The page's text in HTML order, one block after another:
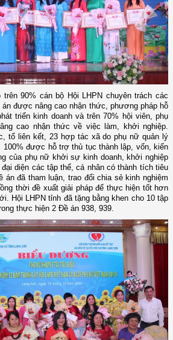
90% cán bộ Hội LHPN chuyên trách các
được nâng cao nhận thức, phương pháp hỗ
triển kinh doanh và trên 70% hội viên, phụ
cao nhận thức về việc làm, khởi nghiệp.
tổ liên kết, 23 hợp tác xã do phụ nữ quản lý
100% được hỗ trợ thủ tục thành lập, vốn, kiến
của phụ nữ khởi sự kinh doanh, khởi nghiệp
diện các tập thể, cá nhân có thành tích tiêu
án đã tham luận, trao đổi chia sẻ kinh nghiệm
thời đề xuất giải pháp để thực hiện tốt hơn
Hội LHPN tỉnh đã tặng bằng khen cho 10 tập
thực hiện 2 Đề án 938, 939.